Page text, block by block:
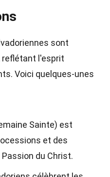
sont
reflétant l'esprit
Voici quelques-unes
Sainte) est
et des
du Christ.